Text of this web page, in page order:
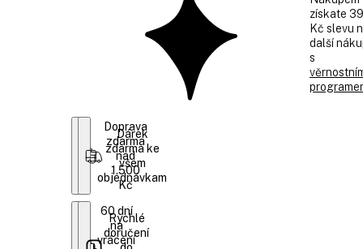
získate 39
Kč slevu
další
s
Dárek
zdarma ke
všem
objednávkam
Doprava
zdarma
nad
1.500
Kč
60 dní
na
vrácení
Rychlé
doručení